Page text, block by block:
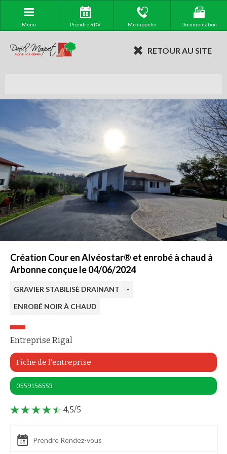
Menu Prendre RDV Me rappeler Documentation
RETOUR AU SITE
Création Cour en Alvéostar® et enrobé à chaud à
Arbonne conçue le 04/06/2024
GRAVIER STABILISÉ DRAINANT
-
ENROBÉ NOIR À CHAUD
Entreprise Rigal
Fiche de l'entreprise
0559156553
4,5/5
Prendre Rendez-vous